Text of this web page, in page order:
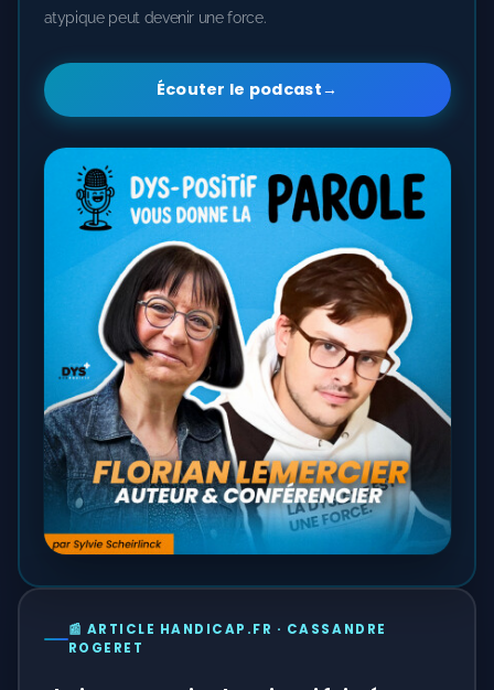
atypique peut devenir une force.
Écouter le podcast→
📰 ARTICLE HANDICAP.FR · CASSANDRE
ROGERET